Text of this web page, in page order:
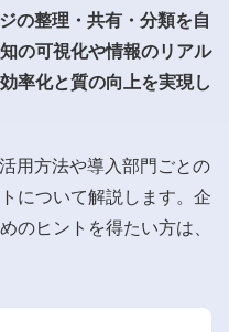
の整理・共有・分類を自
の可視化や情報のリアル
率化と質の向上を実現し
用方法や導入部門ごとの
について解説します。企
のヒントを得たい方は、